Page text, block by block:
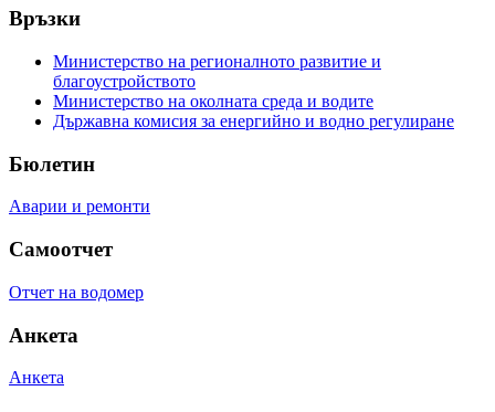
Връзки
Министерство на регионалното развитие и
благоустройството
Министерство на околната среда и водите
Държавна комисия за енергийно и водно регулиране
Бюлетин
Аварии и ремонти
Самоотчет
Отчет на водомер
Анкета
Анкета